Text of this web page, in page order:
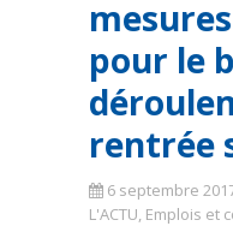
pour le
rentrée
6 septembre
L'ACTU, Emplois et